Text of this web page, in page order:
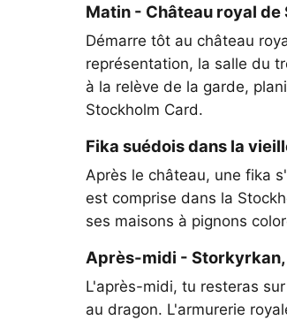
Matin - Château royal de
Démarre tôt au château
représentation, la salle du
à la relève de la garde,
Stockholm Card.
Fika suédois dans la
Après le château, une fika
est comprise dans la
ses maisons à pignons
Après-midi -
L'après-midi, tu resteras
au dragon. L'armurerie